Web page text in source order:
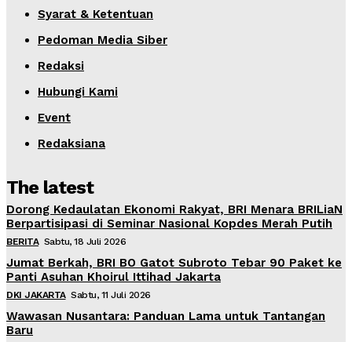
Syarat & Ketentuan
Pedoman Media Siber
Redaksi
Hubungi Kami
Event
Redaksiana
The latest
Dorong Kedaulatan Ekonomi Rakyat, BRI Menara BRILiaN
Berpartisipasi di Seminar Nasional Kopdes Merah Putih
BERITA Sabtu, 18 Juli 2026
Jumat Berkah, BRI BO Gatot Subroto Tebar 90 Paket ke
Panti Asuhan Khoirul Ittihad Jakarta
DKI JAKARTA Sabtu, 11 Juli 2026
Wawasan Nusantara: Panduan Lama untuk Tantangan
Baru